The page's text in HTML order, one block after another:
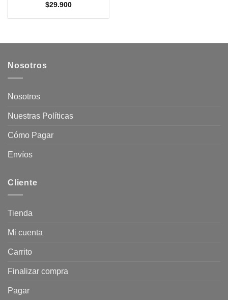
$29.900
Nosotros
Nosotros
Nuestras Políticas
Cómo Pagar
Envíos
Cliente
Tienda
Mi cuenta
Carrito
Finalizar compra
Pagar